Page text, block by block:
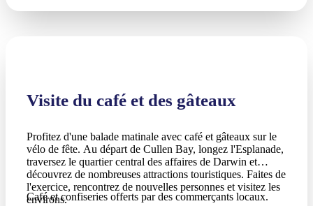
Visite du café et des gâteaux
Profitez d'une balade matinale avec café et gâteaux sur le
vélo de fête. Au départ de Cullen Bay, longez l'Esplanade,
traversez le quartier central des affaires de Darwin et
découvrez de nombreuses attractions touristiques. Faites de
l'exercice, rencontrez de nouvelles personnes et visitez les
environs.
Café et confiseries offerts par des commerçants locaux.